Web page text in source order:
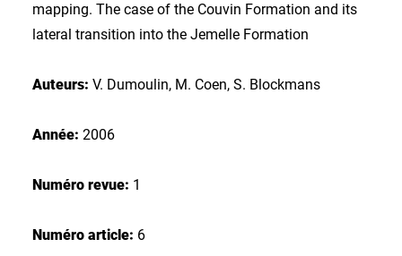
mapping. The case of the Couvin Formation and its
lateral transition into the Jemelle Formation
Auteurs: V. Dumoulin, M. Coen, S. Blockmans
Année: 2006
Numéro revue: 1
Numéro article: 6